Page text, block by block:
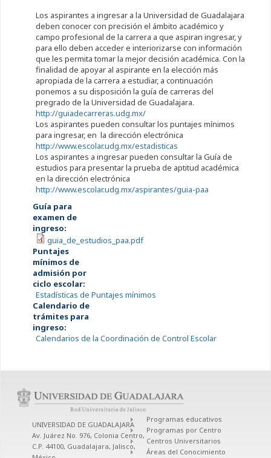
Los aspirantes a ingresar a la Universidad de Guadalajara
deben conocer con precisión el ámbito académico y
campo profesional de la carrera a que aspiran ingresar, y
para ello deben acceder e interiorizarse con información
que les permita tomar la mejor decisión académica. Con la
finalidad de apoyar al aspirante en la elección más
apropiada de la carrera a estudiar, a continuación
ponemos a su disposición la guía de carreras del
pregrado de la Universidad de Guadalajara.
http://guiadecarreras.udg.mx/
Los aspirantes pueden consultar los puntajes mínimos
para ingresar, en la dirección electrónica
http://www.escolar.udg.mx/estadisticas
Los aspirantes a ingresar pueden consultar la Guía de
estudios para presentar la prueba de aptitud académica
en la dirección electrónica
http://www.escolar.udg.mx/aspirantes/guia-paa
Guía para
examen de
ingreso:
guia_de_estudios_paa.pdf
Puntajes
mínimos de
admisión por
ciclo escolar:
Estadísticas de Puntajes mínimos
Calendario de
trámites para
ingreso:
Calendarios de la Coordinación de Control Escolar
UNIVERSIDAD DE GUADALAJARA
Av. Juárez No. 976, Colonia Centro,
C.P. 44100, Guadalajara, Jalisco,
Programas educativos
Programas por Centro
Centros Universitarios
Áreas del Conocimiento